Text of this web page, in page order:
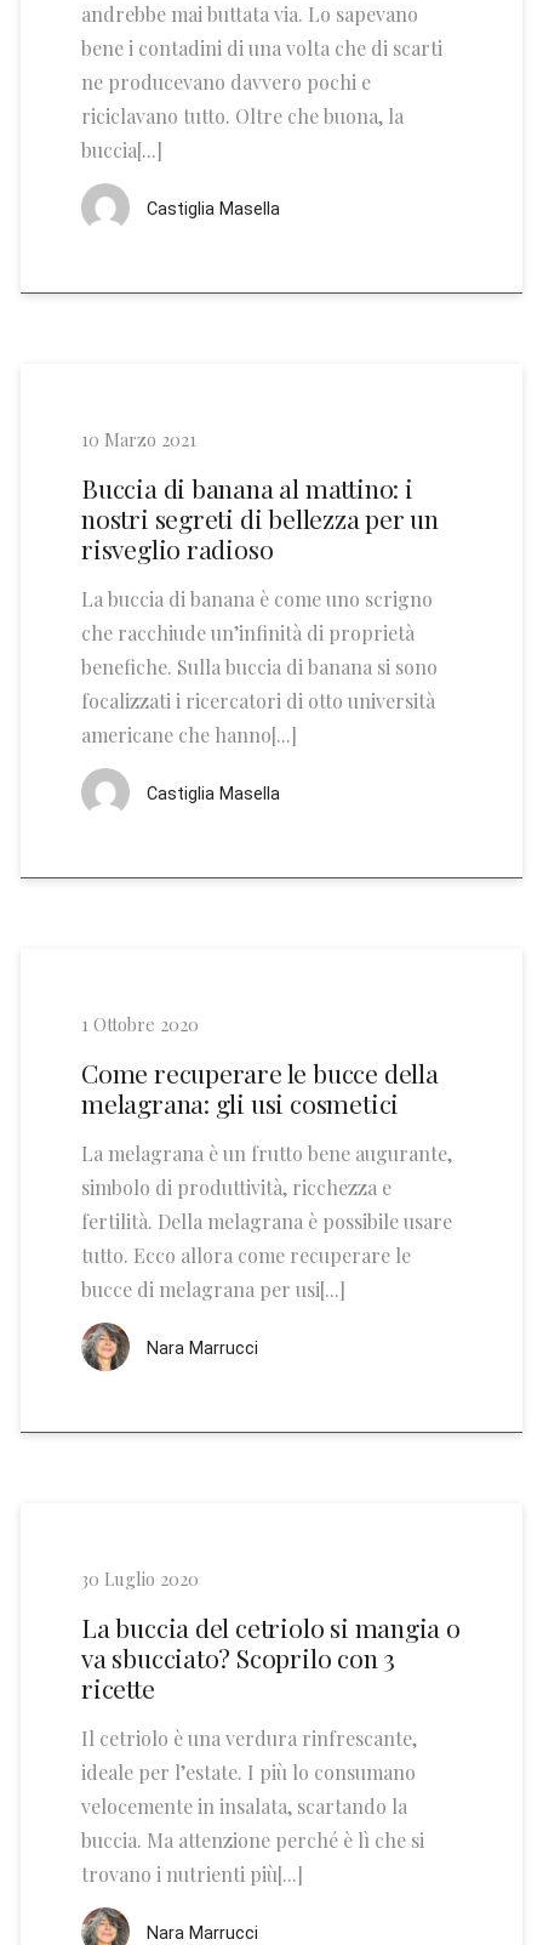
andrebbe mai buttata via. Lo sapevano
bene i contadini di una volta che di scarti
ne producevano davvero pochi e
riciclavano tutto. Oltre che buona, la
buccia[...]
Castiglia Masella
10 Marzo 2021
Buccia di banana al mattino: i
nostri segreti di bellezza per un
risveglio radioso
La buccia di banana è come uno scrigno
che racchiude un’infinità di proprietà
benefiche. Sulla buccia di banana si sono
focalizzati i ricercatori di otto università
americane che hanno[...]
Castiglia Masella
1 Ottobre 2020
Come recuperare le bucce della
melagrana: gli usi cosmetici
La melagrana è un frutto bene augurante,
simbolo di produttività, ricchezza e
fertilità. Della melagrana è possibile usare
tutto. Ecco allora come recuperare le
bucce di melagrana per usi[...]
Nara Marrucci
30 Luglio 2020
La buccia del cetriolo si mangia o
va sbucciato? Scoprilo con 3
ricette
Il cetriolo è una verdura rinfrescante,
ideale per l’estate. I più lo consumano
velocemente in insalata, scartando la
buccia. Ma attenzione perché è lì che si
trovano i nutrienti più[...]
Nara Marrucci